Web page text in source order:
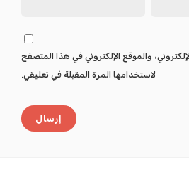
والموقع الإلكتروني في هذا المتصفح
لاستخدامها المرة المقبلة في تعليقي.